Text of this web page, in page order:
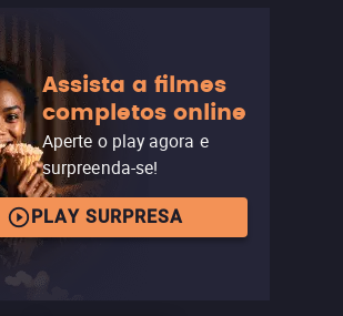
Assista a filmes
completos online
Aperte o play agora e
surpreenda-se!
PLAY SURPRESA